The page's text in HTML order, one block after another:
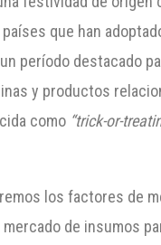
que han
período destacado
y productos
como “trick-or-
los factores de
de insumos